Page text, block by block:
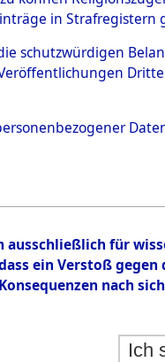
in Strafregistern
schutzwürdigen
ausschließlich für
ein Verstoß gegen
nach
Ich